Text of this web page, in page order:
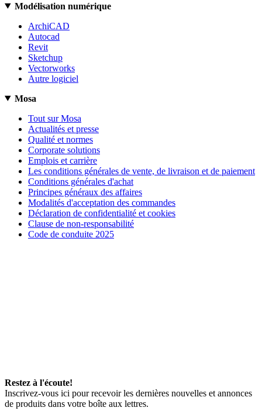
Modélisation numérique
ArchiCAD
Autocad
Revit
Sketchup
Vectorworks
Autre logiciel
Mosa
Tout sur Mosa
Actualités et presse
Qualité et normes
Corporate solutions
Emplois et carrière
Les conditions générales de vente, de livraison et de paiement
Conditions générales d'achat
Principes généraux des affaires
Modalités d'acceptation des commandes
Déclaration de confidentialité et cookies
Clause de non-responsabilité
Code de conduite 2025
Restez à l'écoute!
Inscrivez-vous ici pour recevoir les dernières nouvelles et annonces
de produits dans votre boîte aux lettres.